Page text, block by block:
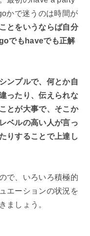
かで迷うのは時間が
とをいうならば自分
でもhaveでも正解
ンプルで、何とか自
ったり、伝えられな
とが大事で、そこか
ベルの高い人が言っ
りすることで上達し
で、いろいろ積極的
エーションの状況を
ましょう。